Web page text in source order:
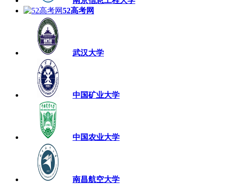
52高考网
武汉大学
中国矿业大学
中国农业大学
南昌航空大学